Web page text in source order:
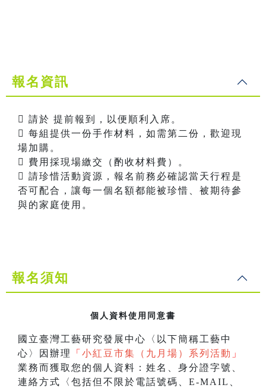
報名資訊
 請於 提前報到，以便順利入席。
 每組提供一份手作材料，如需第二份，歡迎現
場加購。
 費用採現場繳交（酌收材料費）。
 請珍惜活動資源，報名前務必確認當天行程是
否可配合，讓每一個名額都能被珍惜、被期待參
與的家庭使用。
報名須知
個人資料使用同意書
國立臺灣工藝研究發展中心〈以下簡稱工藝中
心〉因辦理
「 小紅豆市集（九月場）系列活動 」
業務而獲取您的個人資料：姓名、身分證字號、
連絡方式〈包括但不限於電話號碼、E-MAIL、